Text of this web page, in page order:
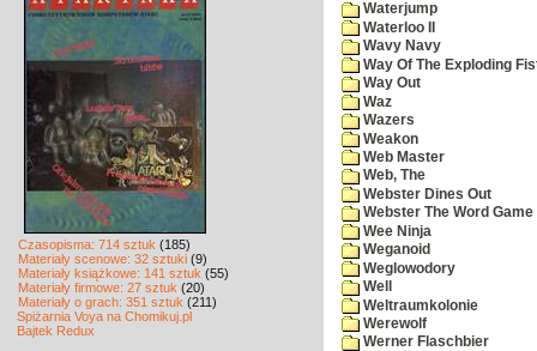
Czasopisma: 714 sztuk (185)
Materiały scenowe: 32 sztuki (9)
Materiały książkowe: 141 sztuk (55)
Materiały firmowe: 27 sztuk (20)
Materiały o grach: 351 sztuk (211)
Spiżarnia Voya na Chomikuj.pl
Bajtek Redux
Waterjump
Waterloo II
Wavy Navy
Way Of The Exploding
Way Out
Waz
Wazers
Weakon
Web Master
Web, The
Webster Dines Out
Webster The Word Game
Wee Ninja
Weganoid
Weglowodory
Well
Weltraumkolonie
Werewolf
Werner Flaschbier